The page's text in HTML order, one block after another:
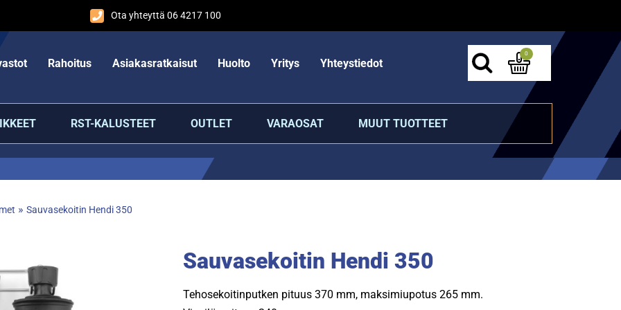
Ota yhteyttä 06 4217 100
Rahoitus Asiakasratkaisut Huolto Yritys Yhteystiedot
0
RST-KALUSTEET OUTLET VARAOSAT MUUT TUOTTEET
» Sauvasekoitin Hendi 350
Sauvasekoitin Hendi 350
Tehosekoitinputken pituus 370 mm, maksimiupotus 265 mm.